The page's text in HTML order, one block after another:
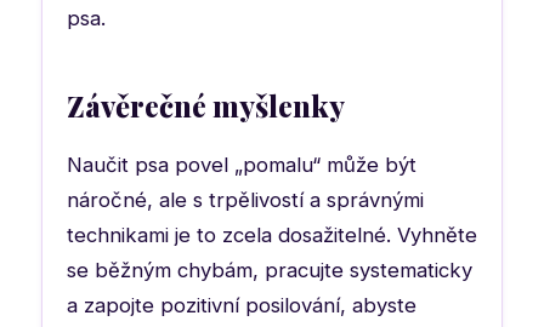
psa.
Závěrečné myšlenky
Naučit psa povel „pomalu“ může být
náročné, ale s trpělivostí a správnými
technikami je to zcela dosažitelné. Vyhněte
se běžným chybám, pracujte systematicky
a zapojte pozitivní posilování, abyste